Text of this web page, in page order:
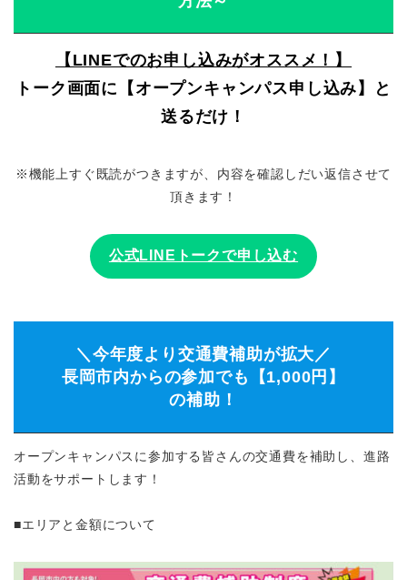
【LINEでのお申し込みがオススメ！】
トーク画面に【オープンキャンパス申し込み】と
送るだけ！
※機能上すぐ既読がつきますが、内容を確認しだい返信させて
頂きます！
公式LINEトークで申し込む
＼今年度より交通費補助が拡大／
長岡市内からの参加でも【1,000円】
の補助！
オープンキャンパスに参加する皆さんの交通費を補助し、進路
活動をサポートします！
■エリアと金額について